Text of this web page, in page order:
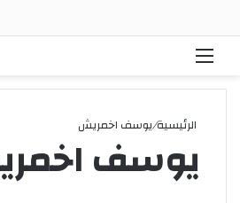
الرئيسية/يوسف اخمريش
يوسف